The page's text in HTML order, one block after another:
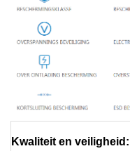
Kwaliteit en veiligheid: